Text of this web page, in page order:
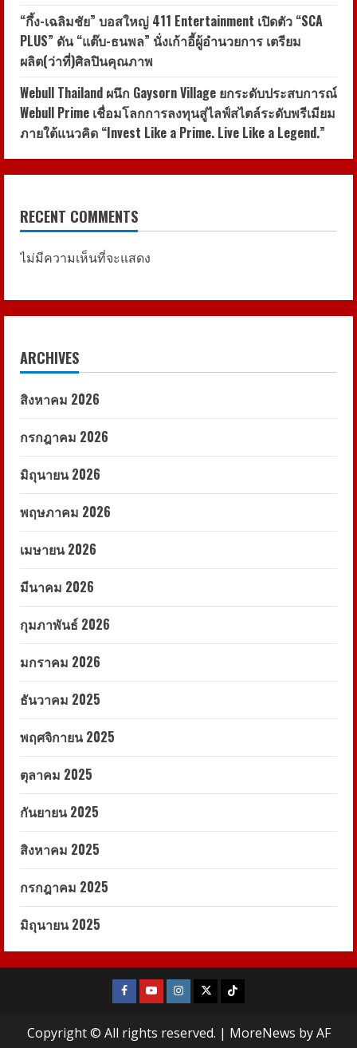
“กึ้ง-เฉลิมชัย” บอสใหญ่ 411 Entertainment เปิดตัว “SCA
PLUS” ดัน “แต๊บ-ธนพล” นั่งเก้าอี้ผู้อำนวยการ เตรียม
ผลิต(ว่าที่)ศิลปินคุณภาพ
Webull Thailand ผนึก Gaysorn Village ยกระดับประสบการณ์
Webull Prime เชื่อมโลกการลงทุนสู่ไลฟ์สไตล์ระดับพรีเมียม
ภายใต้แนวคิด “Invest Like a Prime. Live Like a Legend.”
RECENT COMMENTS
ไม่มีความเห็นที่จะแสดง
ARCHIVES
สิงหาคม 2026
กรกฎาคม 2026
มิถุนายน 2026
พฤษภาคม 2026
เมษายน 2026
มีนาคม 2026
กุมภาพันธ์ 2026
มกราคม 2026
ธันวาคม 2025
พฤศจิกายน 2025
ตุลาคม 2025
กันยายน 2025
สิงหาคม 2025
กรกฎาคม 2025
มิถุนายน 2025
Facebook
YoutubeInstagram
X Tiktok
Copyright © All rights reserved. | MoreNews by AF